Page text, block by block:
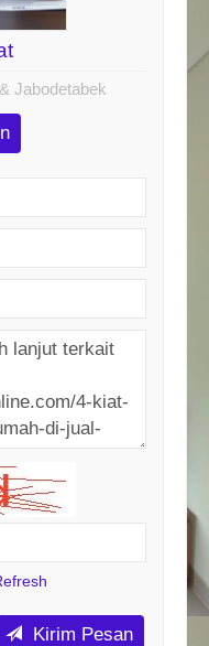
Jabodetabek
Kirim Pesan